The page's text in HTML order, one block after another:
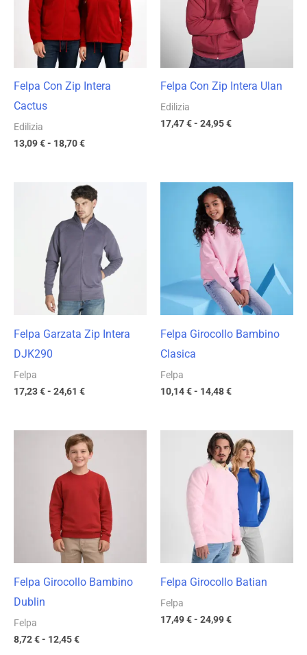
Felpa Con Zip Intera
Cactus
Edilizia
13,09€- 18,70€
18,70 €
Felpa Con Zip Intera Ulan
Edilizia
17,47€- 24,95€
24,95 €
Felpa Garzata Zip Intera
DJK290
Felpa
17,23€- 24,61 €
Fascia
di
prezzo:
da
17,23 €
24,61 €
Felpa Girocollo Bambino
Clasica
Felpa
10,14€- 14,48€
di
prezzo:
da
10,14 €
14,48 €
Felpa Girocollo Bambino
Dublin
Felpa
8,72€- 12,45€
Fascia
di
prezzo:
da
8,72 €
12,45 €
Felpa Girocollo Batian
Felpa
17,49€- 24,99€
Fascia
di
prezzo:
da
17,49 €
24,99 €